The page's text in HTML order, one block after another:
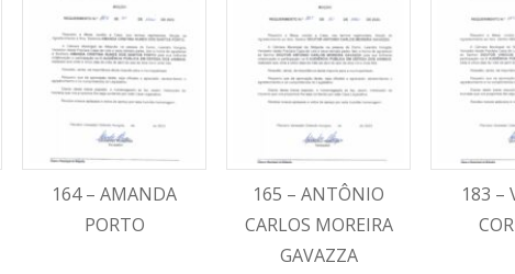
164 – AMANDA
PORTO
165 – ANTÔNIO
CARLOS MOREIRA
GAVAZZA
183 –